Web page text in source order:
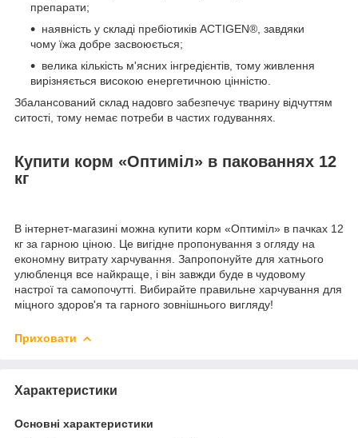
препарати;
наявність у складі пребіотиків ACTIGEN®, завдяки
чому їжа добре засвоюється;
велика кількість м'ясних інгредієнтів, тому живлення
вирізняється високою енергетичною цінністю.
Збалансований склад надовго забезпечує тварину відчуттям
ситості, тому немає потреби в частих годуваннях.
Купити корм «Оптиміл» в пакованнях 12
кг
В інтернет-магазині можна купити корм «Оптиміл» в пачках 12
кг за гарною ціною. Це вигідне пропонування з огляду на
економну витрату харчування. Запропонуйте для хатнього
улюбленця все найкраще, і він завжди буде в чудовому
настрої та самопочутті. Вибирайте правильне харчування для
міцного здоров'я та гарного зовнішнього вигляду!
Приховати
Характеристики
Основні характеристики